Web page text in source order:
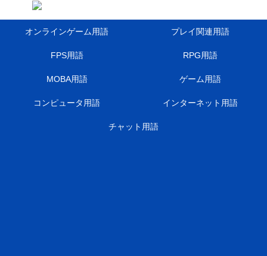
オンラインゲーム用語 プレイ関連用語
FPS用語 RPG用語
MOBA用語 ゲーム用語
コンピュータ用語 インターネット用語
チャット用語